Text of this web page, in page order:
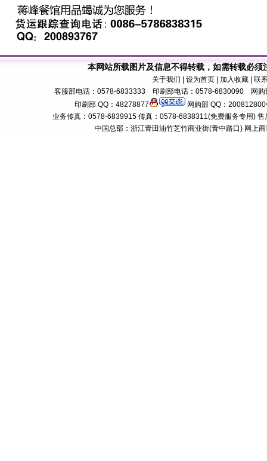
本网站所载图片及信息不得转载，如需转载必
关于我们
| 设为首页 | 加入收藏 |
客服部电话：0578-6833333 印刷部电话：0578-6830090 网
印刷部 QQ：48278877
网购部 QQ：200812800
业务传真：0578-6839915 传真：0578-6838311(免费服务专用)
中国总部：浙江青田油竹芝竹商业街(青中路口) 网上